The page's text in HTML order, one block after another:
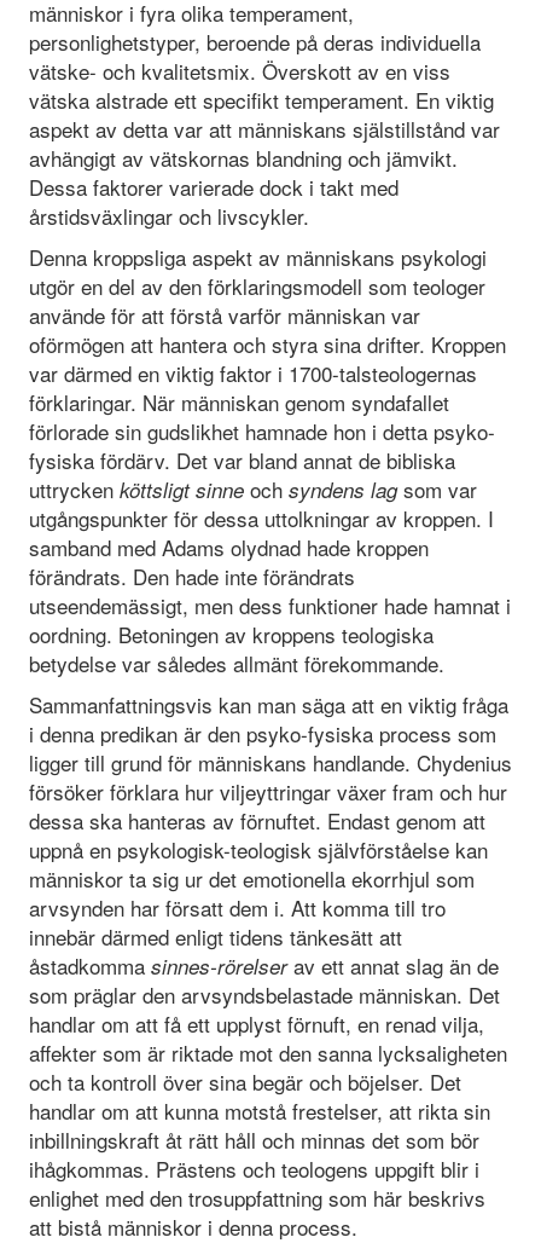
människor i fyra olika temperament,
personlighetstyper, beroende på deras individuella
vätske- och kvalitetsmix. Överskott av en viss
vätska alstrade ett specifikt temperament. En viktig
aspekt av detta var att människans själstillstånd var
avhängigt av vätskornas blandning och jämvikt.
Dessa faktorer varierade dock i takt med
årstidsväxlingar och livscykler.
Denna kroppsliga aspekt av människans psykologi
utgör en del av den förklaringsmodell som teologer
använde för att förstå varför människan var
oförmögen att hantera och styra sina drifter. Kroppen
var därmed en viktig faktor i 1700-talsteologernas
förklaringar. När människan genom syndafallet
förlorade sin gudslikhet hamnade hon i detta psyko-
fysiska fördärv. Det var bland annat de bibliska
uttrycken köttsligt sinneoch syndens lagsom var
utgångspunkter för dessa uttolkningar av kroppen. I
samband med Adams olydnad hade kroppen
förändrats. Den hade inte förändrats
utseendemässigt, men dess funktioner hade hamnat i
oordning. Betoningen av kroppens teologiska
betydelse var således allmänt förekommande.
Sammanfattningsvis kan man säga att en viktig fråga
i denna predikan är den psyko-fysiska process som
ligger till grund för människans handlande. Chydenius
försöker förklara hur viljeyttringar växer fram och hur
dessa ska hanteras av förnuftet. Endast genom att
uppnå en psykologisk-teologisk självförståelse kan
människor ta sig ur det emotionella ekorrhjul som
arvsynden har försatt dem i. Att komma till tro
innebär därmed enligt tidens tänkesätt att
åstadkomma sinnes-rörelserav ett annat slag än de
som präglar den arvsyndsbelastade människan. Det
handlar om att få ett upplyst förnuft, en renad vilja,
affekter som är riktade mot den sanna lycksaligheten
och ta kontroll över sina begär och böjelser. Det
handlar om att kunna motstå frestelser, att rikta sin
inbillningskraft åt rätt håll och minnas det som bör
ihågkommas. Prästens och teologens uppgift blir i
enlighet med den trosuppfattning som här beskrivs
att bistå människor i denna process.